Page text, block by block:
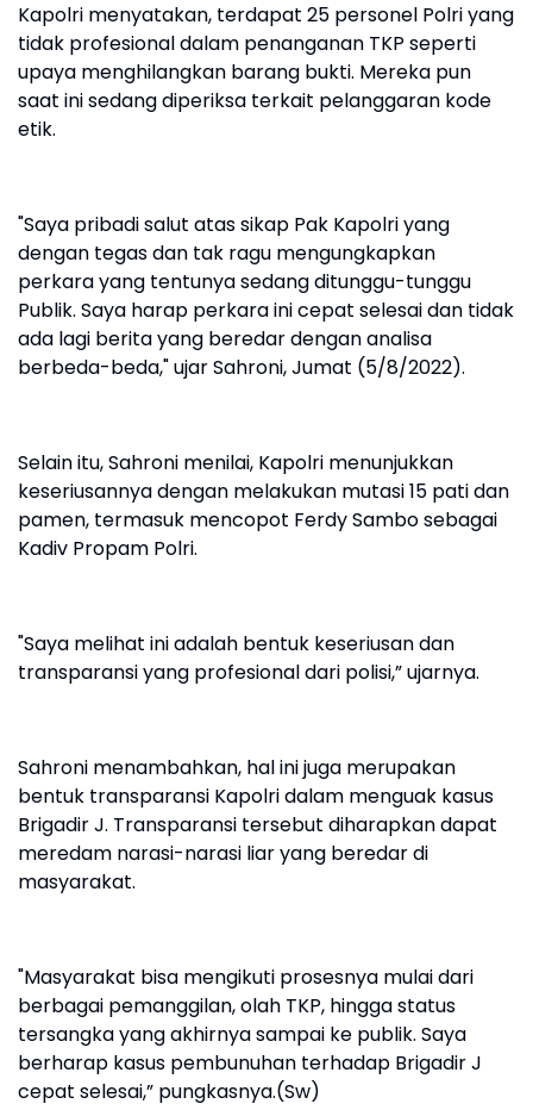
Kapolri menyatakan, terdapat 25 personel Polri yang
tidak profesional dalam penanganan TKP seperti
upaya menghilangkan barang bukti. Mereka pun
saat ini sedang diperiksa terkait pelanggaran kode
etik.
"Saya pribadi salut atas sikap Pak Kapolri yang
dengan tegas dan tak ragu mengungkapkan
perkara yang tentunya sedang ditunggu-tunggu
Publik. Saya harap perkara ini cepat selesai dan tidak
ada lagi berita yang beredar dengan analisa
berbeda-beda," ujar Sahroni, Jumat (5/8/2022).
Selain itu, Sahroni menilai, Kapolri menunjukkan
keseriusannya dengan melakukan mutasi 15 pati dan
pamen, termasuk mencopot Ferdy Sambo sebagai
Kadiv Propam Polri.
"Saya melihat ini adalah bentuk keseriusan dan
transparansi yang profesional dari polisi,” ujarnya.
Sahroni menambahkan, hal ini juga merupakan
bentuk transparansi Kapolri dalam menguak kasus
Brigadir J. Transparansi tersebut diharapkan dapat
meredam narasi-narasi liar yang beredar di
masyarakat.
"Masyarakat bisa mengikuti prosesnya mulai dari
berbagai pemanggilan, olah TKP, hingga status
tersangka yang akhirnya sampai ke publik. Saya
berharap kasus pembunuhan terhadap Brigadir J
cepat selesai,” pungkasnya.(Sw)